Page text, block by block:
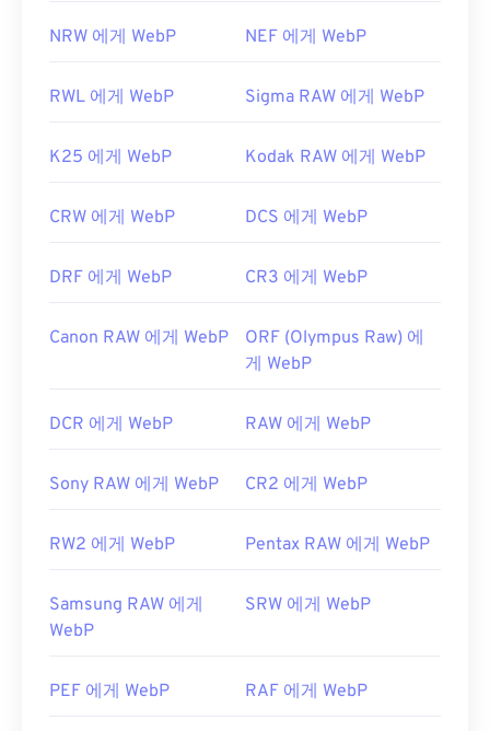
NRW 에게 WebP NEF 에게 WebP
RWL 에게 WebP Sigma RAW 에게 WebP
K25 에게 WebP Kodak RAW 에게 WebP
CRW 에게 WebP DCS 에게 WebP
DRF 에게 WebP CR3 에게 WebP
Canon RAW 에게 WebP
ORF (Olympus Raw) 에
게 WebP
DCR 에게 WebP RAW 에게 WebP
Sony RAW 에게 WebP CR2 에게 WebP
RW2 에게 WebP Pentax RAW 에게 WebP
Samsung RAW 에게
WebP
SRW 에게 WebP
PEF 에게 WebP RAF 에게 WebP